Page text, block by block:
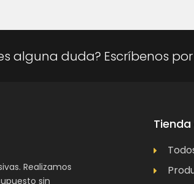
alguna duda? Escríbenos
Realizamos
sin